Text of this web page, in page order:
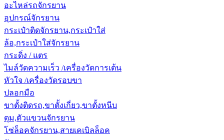
อะไหล่รถจักรยาน
อุปกรณ์จักรยาน
กระเป๋าติดจักรยาน,กระเป๋าใส่
ล้อ,กระเป๋าใส่จักรยาน
กระดิ่ง / แตร
ไมล์วัดความเร็ว /เครื่องวัดการเต้น
หัวใจ /เครื่องวัดรอบขา
ปลอกมือ
ขาตั้งติดรถ,ขาตั้งเกี่ยว,ขาตั้งหนีบ
ดุม,ตัวแขวนจักรยาน
โซ่ล็อคจักรยาน,สายเคเบิลล็อค